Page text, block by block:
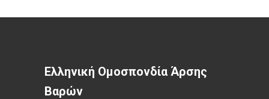
Ελληνική Ομοσπονδία Άρσης
Βαρών